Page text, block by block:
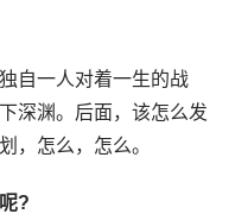
自一人对着一生的战
深渊。后面，该怎么发
，怎么，怎么。
?